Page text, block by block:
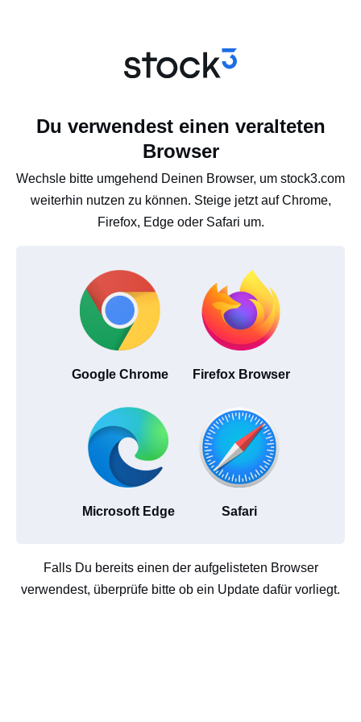
Du verwendest einen veralteten
Browser
Wechsle bitte umgehend Deinen Browser, um stock3.com
weiterhin nutzen zu können. Steige jetzt auf Chrome,
Firefox, Edge oder Safari um.
Google Chrome Firefox Browser
Microsoft Edge Safari
Falls Du bereits einen der aufgelisteten Browser
verwendest, überprüfe bitte ob ein Update dafür vorliegt.